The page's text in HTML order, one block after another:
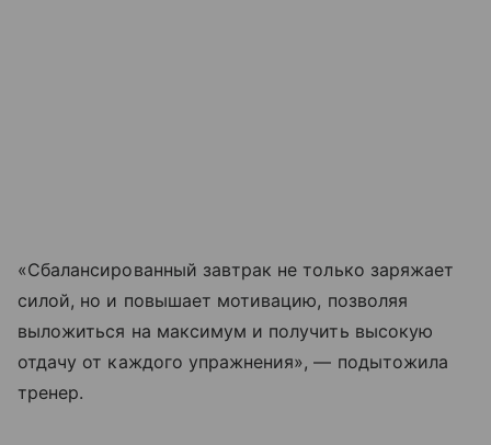
«Сбалансированный завтрак не только заряжает
силой, но и повышает мотивацию, позволяя
выложиться на максимум и получить высокую
отдачу от каждого упражнения», — подытожила
тренер.